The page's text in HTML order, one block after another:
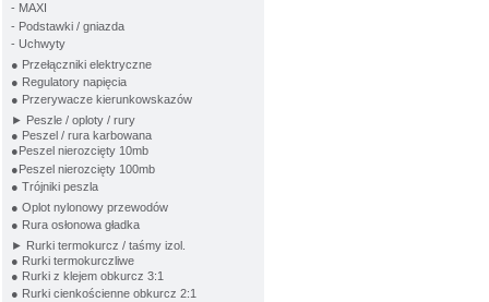
- MAXI
- Podstawki / gniazda
- Uchwyty
● Przełączniki elektryczne
● Regulatory napięcia
● Przerywacze kierunkowskazów
► Peszle / oploty / rury
● Peszel / rura karbowana
●Peszel nierozcięty 10mb
●Peszel nierozcięty 100mb
● Trójniki peszla
● Oplot nylonowy przewodów
● Rura osłonowa gładka
► Rurki termokurcz / taśmy izol.
● Rurki termokurczliwe
● Rurki z klejem obkurcz 3:1
● Rurki cienkościenne obkurcz 2:1